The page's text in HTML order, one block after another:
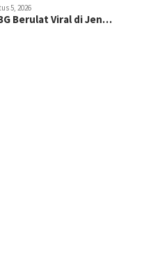
5, 2026
Berulat Viral di Jen…